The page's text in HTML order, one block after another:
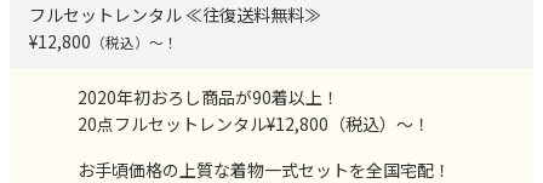
フルセットレンタル ≪往復送料無料≫
¥12,800 （税込）～！
2020年初おろし商品が90着以上！
20点フルセットレンタル¥12,800 （税込）～！
お手頃価格の上質な着物一式セットを全国宅配！